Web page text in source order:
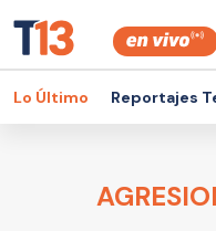
Lo Último Reportajes